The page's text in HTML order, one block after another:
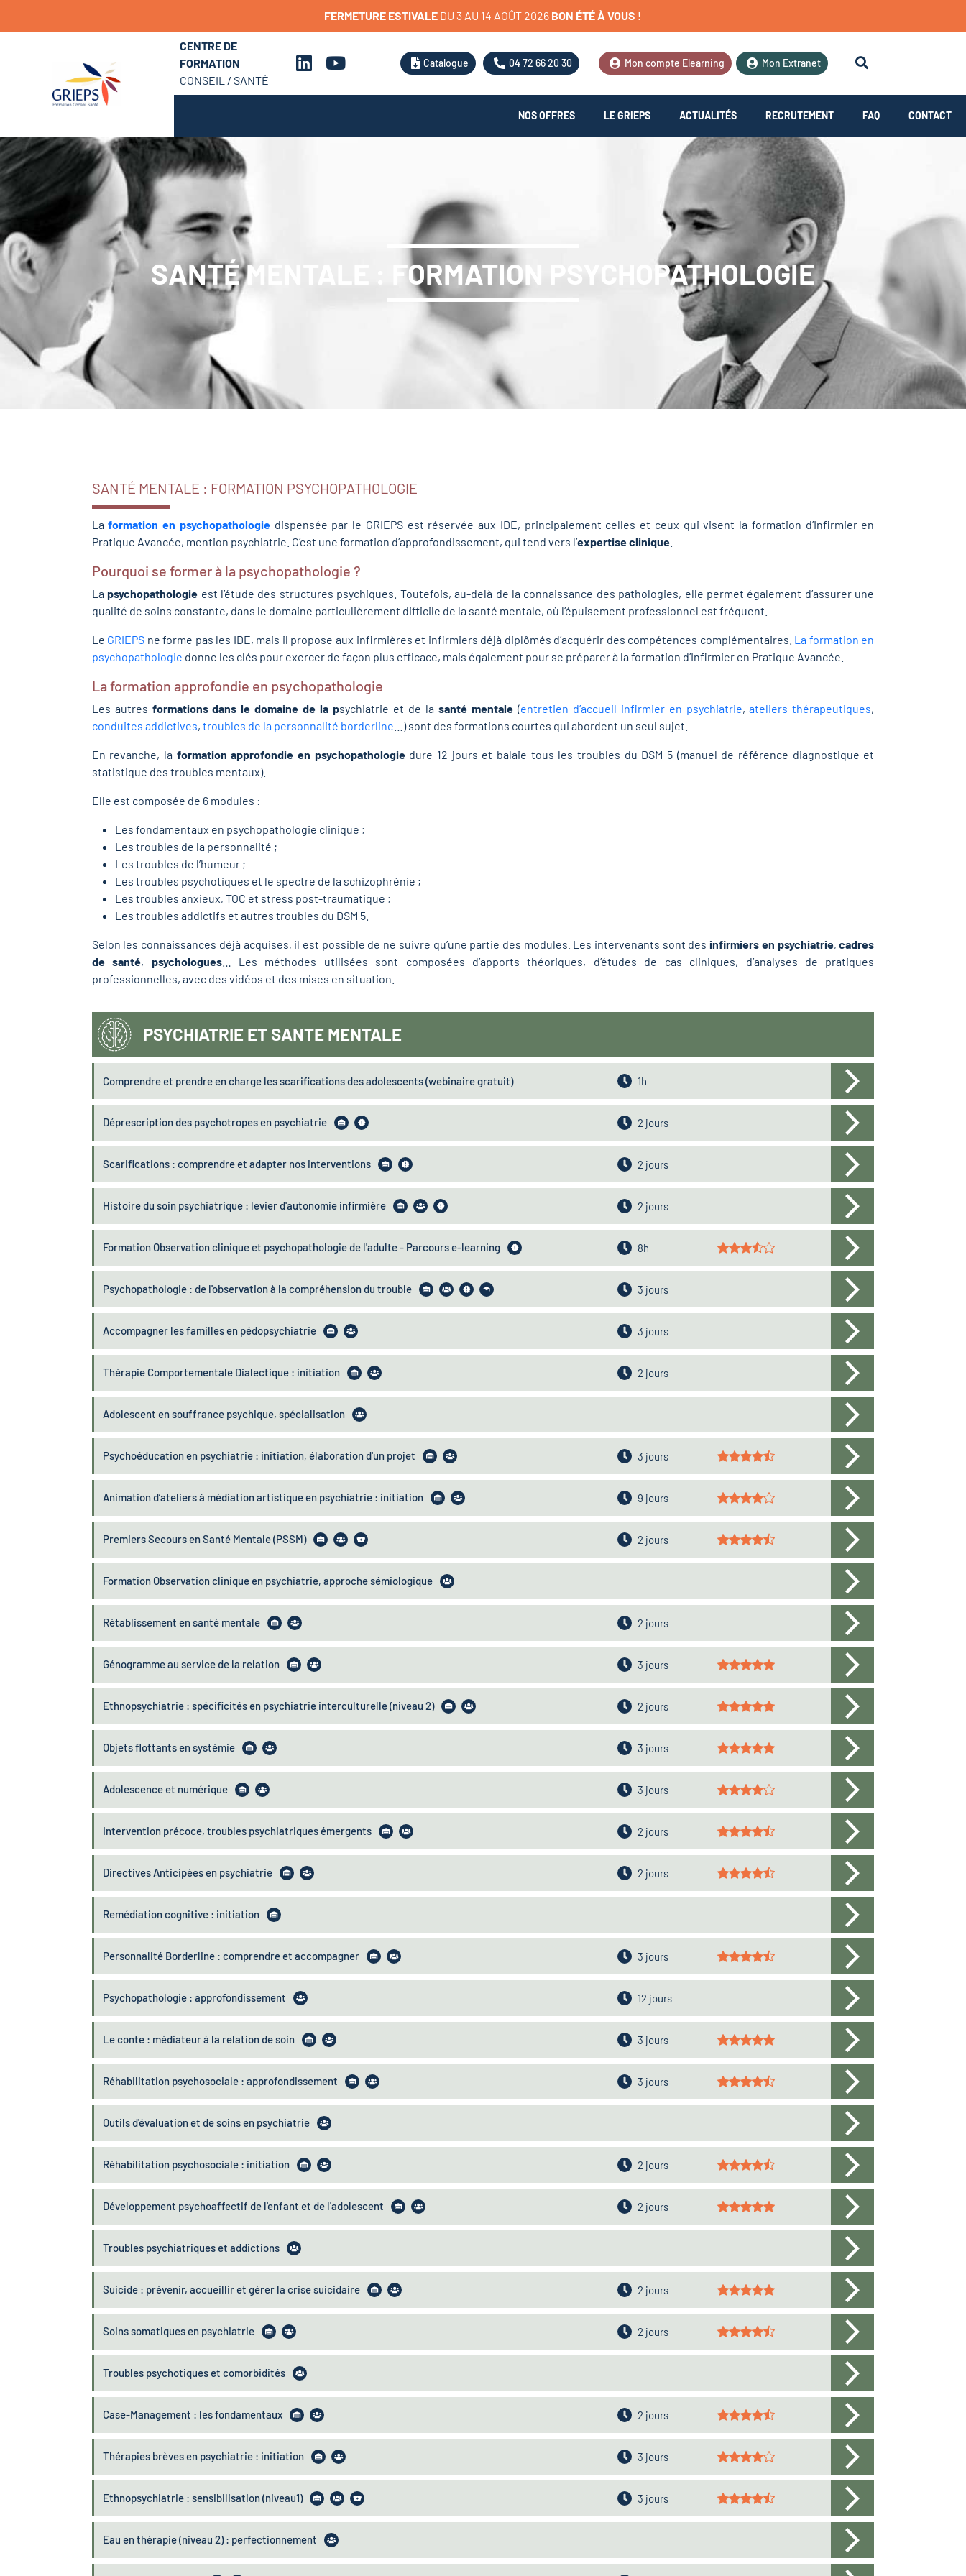
FERMETURE ESTIVALE DU 3 AU 14 AOÛT 2026 BON ÉTÉÀ VOUS !
CENTRE DE
FORMATION
CONSEIL / SANTÉ
Catalogue 04 72 66 20 30 Mon compte Elearning Mon Extranet
NOS OFFRES LE GRIEPS ACTUALITÉS RECRUTEMENT FAQ CONTACT
SANTÉ MENTALE : FORMATION PSYCHOPATHOLOGIE
SANTÉ MENTALE : FORMATION PSYCHOPATHOLOGIE
Laformation en psychopathologiedispensée par le GRIEPS est réservée aux IDE, principalement celles et ceux qui visent la formation d’Infirmier en
Pratique Avancée, mention psychiatrie. C’est une formation d’approfondissement, qui tend vers l’expertise clinique.
Pourquoi se former à la psychopathologie ?
Lapsychopathologie est l’étude des structures psychiques. Toutefois, au-delà de la connaissance des pathologies, elle permet également d’assurer une
qualité de soins constante, dans le domaine particulièrement difficile de la santé mentale, où l’épuisement professionnel est fréquent.
Le GRIEPS ne forme pas les IDE, mais il propose aux infirmières et infirmiers déjà diplômés d’acquérir des compétences complémentaires. La formation en
psychopathologie donne les clés pour exercer de façon plus efficace, mais également pour se préparer à la formation d’Infirmier en Pratique Avancée.
La formation approfondie en psychopathologie
Les autres formations dans le domaine de la psychiatrie et de la santé mentale(entretien d’accueil infirmier en psychiatrie,ateliers thérapeutiques,
conduites addictives, troubles de la personnalité borderline …) sont des formations courtes qui abordent un seul sujet.
En revanche, la formation approfondie en psychopathologiedure 12 jours et balaie tous les troubles du DSM 5 (manuel de référence diagnostique et
statistique des troubles mentaux).
Elle est composée de 6 modules :
Les fondamentaux en psychopathologie clinique ;
Les troubles de la personnalité ;
Les troubles de l’humeur ;
Les troubles psychotiques et le spectre de la schizophrénie ;
Les troubles anxieux, TOC et stress post-traumatique ;
Les troubles addictifs et autres troubles du DSM 5.
Selon les connaissances déjà acquises, il est possible de ne suivre qu’une partie des modules. Les intervenants sont desinfirmiers en psychiatrie,cadres
de santé, psychologues… Les méthodes utilisées sont composées d’apports théoriques, d’études de cas cliniques, d’analyses de pratiques
professionnelles, avec des vidéos et des mises en situation.
PSYCHIATRIE ET SANTE MENTALE
Comprendre et prendre en charge les scarifications des adolescents (webinaire gratuit) 1h
Déprescription des psychotropes en psychiatrie 2 jours
Scarifications : comprendre et adapter nos interventions 2 jours
Histoire du soin psychiatrique : levier d'autonomie infirmière 2 jours
Formation Observation clinique et psychopathologie de l'adulte - Parcours e-learning 8h
Psychopathologie : de l'observation à la compréhension du trouble 3 jours
Accompagner les familles en pédopsychiatrie 3 jours
Thérapie Comportementale Dialectique : initiation 2 jours
Adolescent en souffrance psychique, spécialisation
Psychoéducation en psychiatrie : initiation, élaboration d'un projet 3 jours
Animation d’ateliers à médiation artistique en psychiatrie : initiation 9 jours
Premiers Secours en Santé Mentale (PSSM) 2 jours
Formation Observation clinique en psychiatrie, approche sémiologique
Rétablissement en santé mentale 2 jours
Génogramme au service de la relation 3 jours
Ethnopsychiatrie : spécificités en psychiatrie interculturelle (niveau 2) 2 jours
Objets flottants en systémie 3 jours
Adolescence et numérique 3 jours
Intervention précoce, troubles psychiatriques émergents 2 jours
Directives Anticipées en psychiatrie 2 jours
Remédiation cognitive : initiation
Personnalité Borderline : comprendre et accompagner 3 jours
Psychopathologie : approfondissement 12 jours
Le conte : médiateur à la relation de soin 3 jours
Réhabilitation psychosociale : approfondissement 3 jours
Outils d'évaluation et de soins en psychiatrie
Réhabilitation psychosociale : initiation 2 jours
Développement psychoaffectif de l'enfant et de l'adolescent 2 jours
Troubles psychiatriques et addictions
Suicide : prévenir, accueillir et gérer la crise suicidaire 2 jours
Soins somatiques en psychiatrie 2 jours
Troubles psychotiques et comorbidités
Case-Management : les fondamentaux 2 jours
Thérapies brèves en psychiatrie : initiation 3 jours
Ethnopsychiatrie : sensibilisation (niveau1) 3 jours
Eau en thérapie (niveau 2) : perfectionnement